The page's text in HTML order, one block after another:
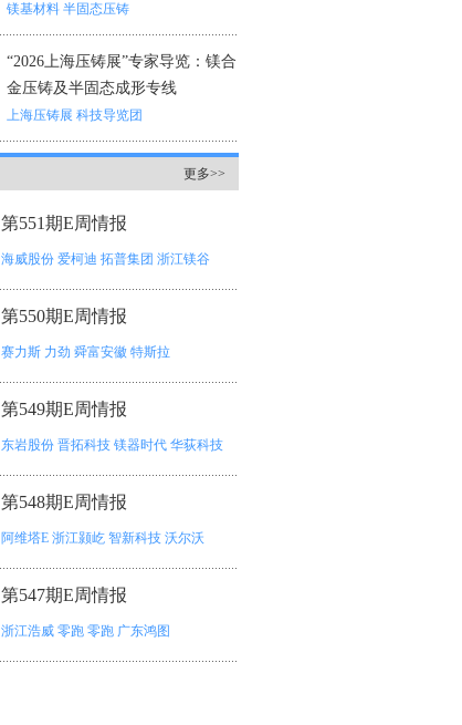
镁基材料 半固态压铸
“2026上海压铸展”专家导览：镁合
金压铸及半固态成形专线
上海压铸展 科技导览团
更多>>
第551期E周情报
海威股份 爱柯迪 拓普集团 浙江镁谷
第550期E周情报
赛力斯 力劲 舜富安徽 特斯拉
第549期E周情报
东岩股份 晋拓科技 镁器时代 华荻科技
第548期E周情报
阿维塔E 浙江颢屹 智新科技 沃尔沃
第547期E周情报
浙江浩威 零跑 零跑 广东鸿图